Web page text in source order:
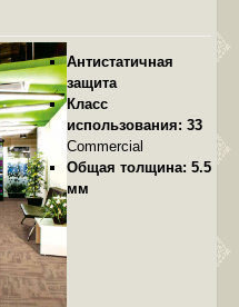
Антистатичная
защита
Класс
использования: 33
Commercial
Общая толщина: 5.5
мм